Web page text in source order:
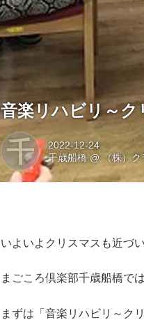
音楽リハビリ～
千
2022-12-24
千歳船橋 @ （株）
いよいよクリスマスも近づ
まごころ倶楽部千歳船橋で
まずは「音楽リハビリ～ク